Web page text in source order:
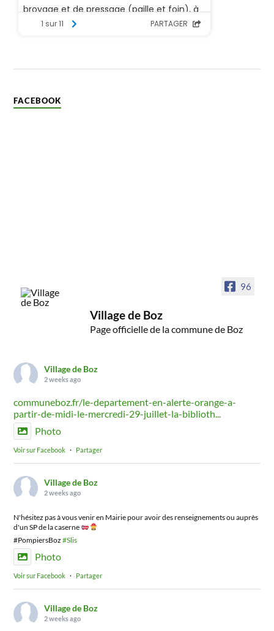
FACEBOOK
96
Village de Boz
Page officielle de la commune de Boz
Village de Boz
2 weeks ago
communeboz.fr/le-departement-en-alerte-orange-a-
partir-de-midi-le-mercredi-29-juillet-la-biblioth...
Photo
Voir sur Facebook · Partager
Village de Boz
2 weeks ago
N'hésitez pas à vous venir en Mairie pour avoir des renseignements ou auprès
d'un SP de la caserne
#PompiersBoz#Slis
Photo
Voir sur Facebook · Partager
Village de Boz
2 weeks ago